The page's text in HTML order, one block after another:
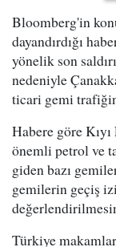
Bloomberg'in
dayandırdığı
yönelik son
nedeniyle
ticari gemi
Habere göre
önemli petrol ve
giden bazı
gemilerin geçiş
Türkiye